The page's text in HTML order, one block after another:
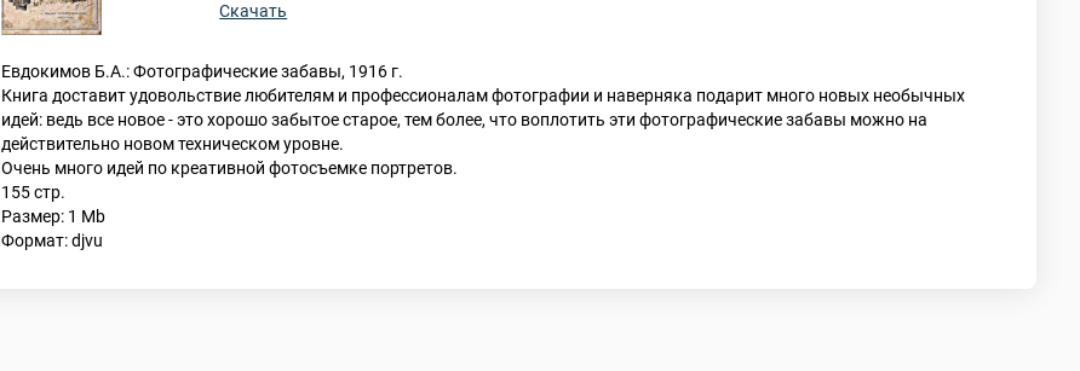
Скачать
Евдокимов Б.А.: Фотографические забавы, 1916 г.
Книга доставит удовольствие любителям и профессионалам фотографии и наверняка подарит много новых необычных
идей: ведь все новое - это хорошо забытое старое, тем более, что воплотить эти фотографические забавы можно на
действительно новом техническом уровне.
Очень много идей по креативной фотосъемке портретов.
155 стр.
Размер: 1 Mb
Формат: djvu